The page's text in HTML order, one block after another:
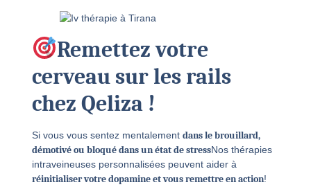
Remettez votre
cerveau sur les rails
chez Qeliza !
Si vous vous sentez mentalement dans le brouillard,
démotivé ou bloqué dans un état de stressNos thérapies
intraveineuses personnalisées peuvent aider à
réinitialiser votre dopamine et vous remettre en action!